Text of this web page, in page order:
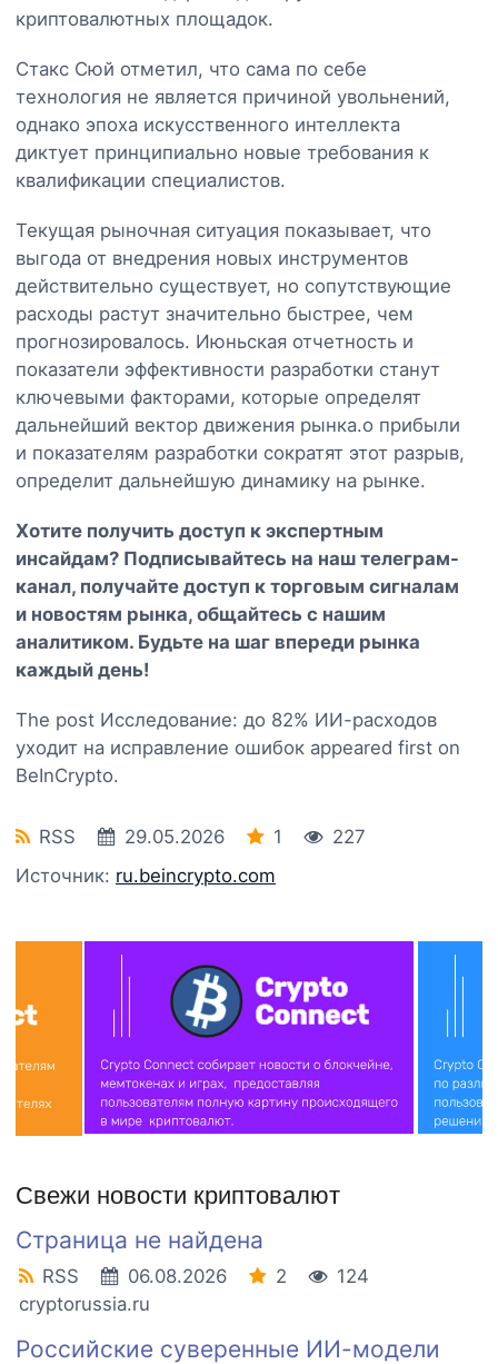
криптовалютных площадок.
Стакс Сюй отметил, что сама по себе
технология не является причиной увольнений,
однако эпоха искусственного интеллекта
диктует принципиально новые требования к
квалификации специалистов.
Текущая рыночная ситуация показывает, что
выгода от внедрения новых инструментов
действительно существует, но сопутствующие
расходы растут значительно быстрее, чем
прогнозировалось. Июньская отчетность и
показатели эффективности разработки станут
ключевыми факторами, которые определят
дальнейший вектор движения рынка.о прибыли
и показателям разработки сократят этот разрыв,
определит дальнейшую динамику на рынке.
Хотите получить доступ к экспертным
инсайдам? Подписывайтесь на наш телеграм-
канал, получайте доступ к торговым сигналам
и новостям рынка, общайтесь с нашим
аналитиком. Будьте на шаг впереди рынка
каждый день!
The post Исследование: до 82% ИИ-расходов
уходит на исправление ошибок appeared first on
BeInCrypto.
RSS 29.05.2026 1
227
Источник: ru.beincrypto.com
Свежи новости криптовалют
Страница не найдена
RSS 06.08.2026 2
124
cryptorussia.ru
Российские суверенные ИИ-модели